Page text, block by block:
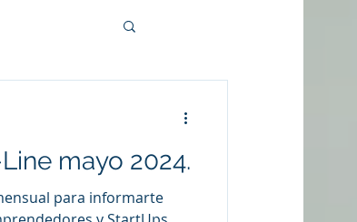
mayo 2024.
para informarte